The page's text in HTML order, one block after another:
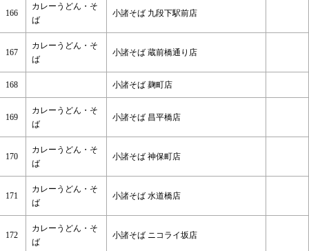
166
カレーうどん・そ
ば
小諸そば 九段下駅前店
167
カレーうどん・そ
ば
小諸そば 蔵前橋通り店
168 小諸そば 麹町店
169
カレーうどん・そ
ば
小諸そば 昌平橋店
170
カレーうどん・そ
ば
小諸そば 神保町店
171
カレーうどん・そ
ば
小諸そば 水道橋店
172
カレーうどん・そ
ば
小諸そば ニコライ坂店